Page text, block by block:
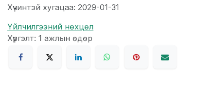
Хүчинтэй хугацаа: 2029-01-31
Үйлчилгээний нөхцөл
Хүргэлт: 1 ажлын өдөр